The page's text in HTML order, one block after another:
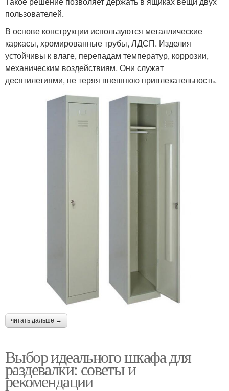
пользователей.
В основе конструкции используются металлические
каркасы, хромированные трубы, ЛДСП. Изделия
устойчивы к влаге, перепадам температур, коррозии,
механическим воздействиям. Они служат
десятилетиями, не теряя внешнюю привлекательность.
читать дальше →
Выбор идеального шкафа для
раздевалки: советы и
рекомендации